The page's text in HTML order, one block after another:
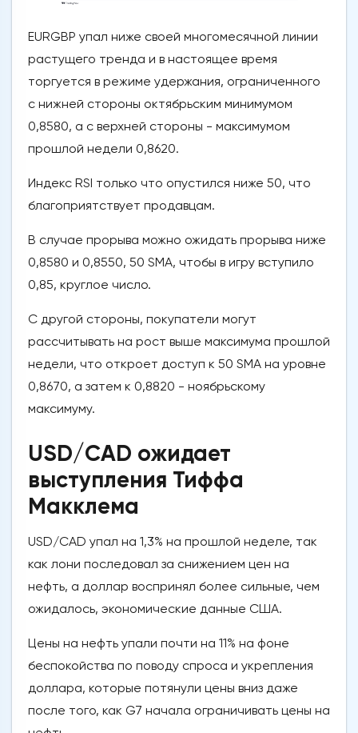
EURGBP упал ниже своей многомесячной линии
растущего тренда и в настоящее время
торгуется в режиме удержания, ограниченного
с нижней стороны октябрьским минимумом
0,8580, а с верхней стороны - максимумом
прошлой недели 0,8620.
Индекс RSI только что опустился ниже 50, что
благоприятствует продавцам.
В случае прорыва можно ожидать прорыва ниже
0,8580 и 0,8550, 50 SMA, чтобы в игру вступило
0,85, круглое число.
С другой стороны, покупатели могут
рассчитывать на рост выше максимума прошлой
недели, что откроет доступ к 50 SMA на уровне
0,8670, а затем к 0,8820 - ноябрьскому
максимуму.
USD/CAD ожидает
выступления Тиффа
Макклема
USD/CAD упал на 1,3% на прошлой неделе, так
как лони последовал за снижением цен на
нефть, а доллар воспринял более сильные, чем
ожидалось, экономические данные США.
Цены на нефть упали почти на 11% на фоне
беспокойства по поводу спроса и укрепления
доллара, которые потянули цены вниз даже
после того, как G7 начала ограничивать цены на